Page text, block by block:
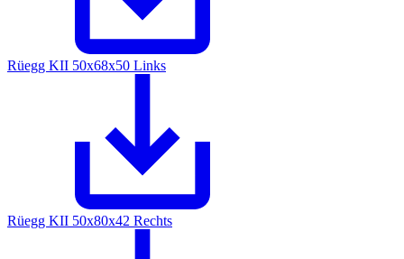
Rüegg KII 50x68x50 Links
Rüegg KII 50x80x42 Rechts